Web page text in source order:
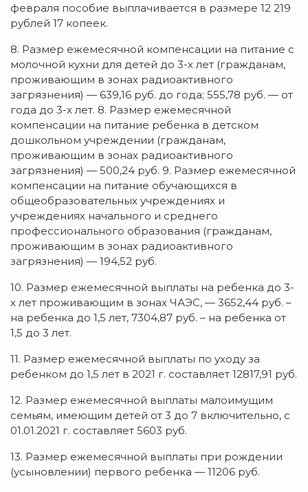
февраля пособие выплачивается в размере 12 219
рублей 17 копеек.
8. Размер ежемесячной компенсации на питание с
молочной кухни для детей до 3-х лет (гражданам,
проживающим в зонах радиоактивного
загрязнения) — 639,16 руб. до года; 555,78 руб. — от
года до 3-х лет. 8. Размер ежемесячной
компенсации на питание ребенка в детском
дошкольном учреждении (гражданам,
проживающим в зонах радиоактивного
загрязнения) — 500,24 руб. 9. Размер ежемесячной
компенсации на питание обучающихся в
общеобразовательных учреждениях и
учреждениях начального и среднего
профессионального образования (гражданам,
проживающим в зонах радиоактивного
загрязнения) — 194,52 руб.
10. Размер ежемесячной выплаты на ребенка до 3-
х лет проживающим в зонах ЧАЭС, — 3652,44 руб. –
на ребенка до 1,5 лет, 7304,87 руб. – на ребенка от
1,5 до 3 лет.
11. Размер ежемесячной выплаты по уходу за
ребенком до 1,5 лет в 2021 г. составляет 12817,91 руб.
12. Размер ежемесячной выплаты малоимущим
семьям, имеющим детей от 3 до 7 включительно, с
01.01.2021 г. составляет 5603 руб.
13. Размер ежемесячной выплаты при рождении
(усыновлении) первого ребенка — 11206 руб.